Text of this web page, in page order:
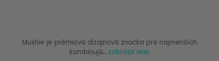
Mushie je prémiová dizajnová značka pre najmenších
kombinuj&...zobraziť viac